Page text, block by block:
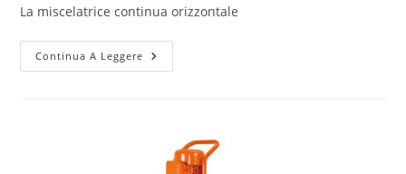
La miscelatrice continua orizzontale
Continua A Leggere